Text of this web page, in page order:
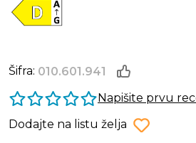
Šifra: 010.601.941
Napišite prvu
Dodajte na listu želja